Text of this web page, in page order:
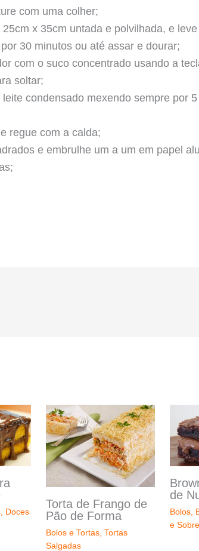
com uma colher;
x 35cm untada e polvilhada, e
30 minutos ou até assar e dourar;
com o suco concentrado usando a
soltar;
condensado mexendo sempre por 5
regue com a calda;
e embrulhe um a um em papel
, Doces
Torta de Frango de
Pão de Forma
Bolos e Tortas, Tortas
Salgadas
de
Bolos,
e